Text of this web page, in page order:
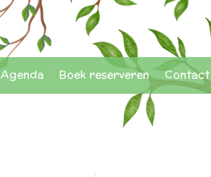
Agenda Boek reserveren Contact